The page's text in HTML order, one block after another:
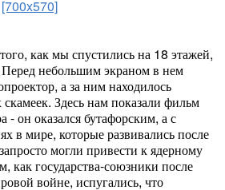
[700x570]
как мы спустились на 18 этажей,
небольшим экраном в нем
а за ним находилось
Здесь нам показали фильм
- он оказался бутафорским, а с
в мире, которые развивались после
могли привести к ядерному
как государства-союзники после
войне, испугались, что